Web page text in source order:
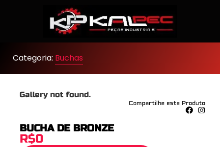
Categoria: Buchas
Gallery not found.
Compartilhe este Produto
BUCHA DE BRONZE
R$0